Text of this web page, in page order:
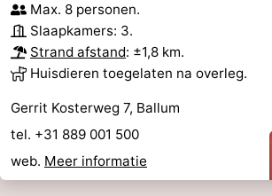
Wandelen
-
Paardrijden
-
Surfen
-
Wadlopen
Eten
en
Zeehonden
Max. 8 personen.
Slaapkamers: 3.
Strand afstand: ±1,8 km.
Huisdieren toegelaten na overleg.
Gerrit Kosterweg 7, Ballum
tel. +31 889 001 500
web. Meer informatie